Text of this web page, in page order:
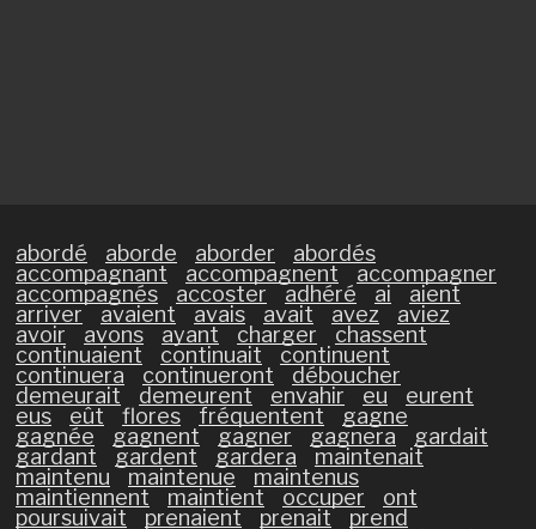
abordé aborde aborder
abordés
accompagnant
accompagnent
accompagner
accompagnés
accoster adhéré ai
aient
arriver
avaient avais avait avez
aviez
avoir
avons ayant charger
chassent
continuaient
continuait
continuent
continuera
continueront
déboucher
demeurait
demeurent envahir eu
eurent
eus
eût flores fréquentent
gagne
gagnée
gagnent gagner gagnera
gardait
gardant
gardent gardera
maintenait
maintenu
maintenue
maintenus
maintiennent
maintient occuper
ont
poursuivait
prenaient prenait
prend